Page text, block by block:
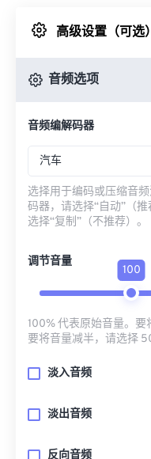
来
高级设置（可选）
音频选项
音频编解码器
汽车
选择用于编码或压缩音
码器，请选择“自动”（
选择“复制”（不推荐）。
调节音量
100
100% 代表原始音量。要
要将音量减半，请选择
淡入音频
淡出音频
反向音频